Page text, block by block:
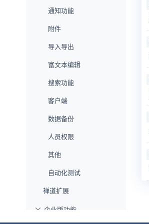
通知功能
附件
导入导出
富文本编辑
搜索功能
客户端
数据备份
人员权限
其他
自动化测试
禅道扩展
企业版功能